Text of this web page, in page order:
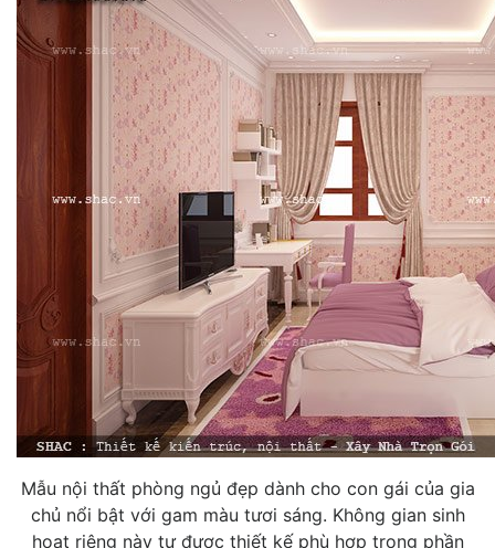
Mẫu nội thất phòng ngủ đẹp dành cho con gái của gia
chủ nổi bật với gam màu tươi sáng. Không gian sinh
hoạt riêng này tư được thiết kế phù hợp trong phần